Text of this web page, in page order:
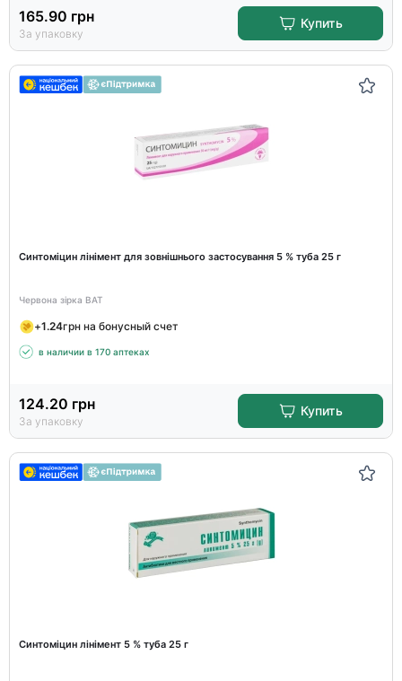
165.90 грн
За упаковку
Купить
Синтоміцин лінімент для зовнішнього застосування 5 % туба 25 г
Червона зірка ВАТ
+1.24грн на бонусный счет
в наличии в 170 аптеках
124.20 грн
За упаковку
Купить
Синтоміцин лінімент 5 % туба 25 г